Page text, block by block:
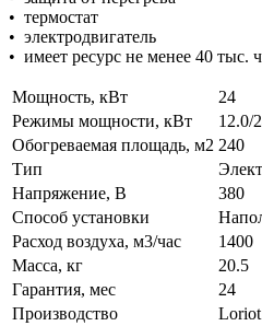
• термостат
• электродвигатель
• имеет ресурс не менее 40 тыс.
Мощность, кВт
24
Режимы мощности, кВт
12.0/
Обогреваемая площадь, м2 240
Тип
Напряжение, В
380
Способ установки
Расход воздуха, м3/час
1400
Масса, кг
20.5
Гарантия, мес
24
Производство
Loriot